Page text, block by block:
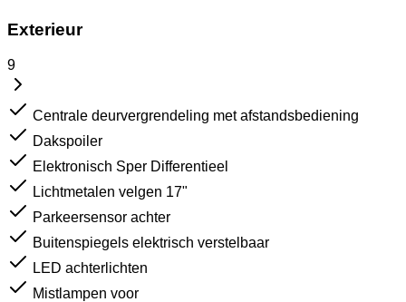
Exterieur
9
Centrale deurvergrendeling met afstandsbediening
Dakspoiler
Elektronisch Sper Differentieel
Lichtmetalen velgen 17"
Parkeersensor achter
Buitenspiegels elektrisch verstelbaar
LED achterlichten
Mistlampen voor